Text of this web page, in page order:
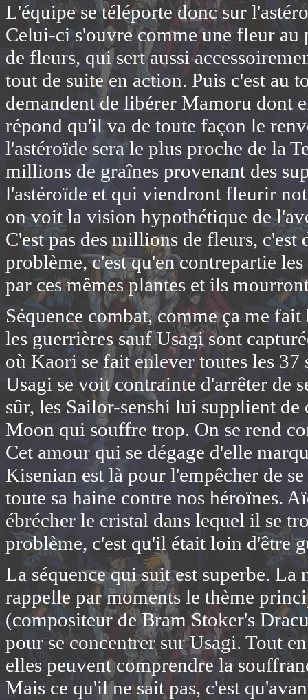
L'équipe se téléporte donc sur
Celui-ci s'ouvre comme une fleur
de fleurs, qui sert aussi
tout de suite en action. Puis c'est au
demandent de libérer Mamoru dont
répond qu'il va de toute façon le
l'astéroïde sera le plus proche de la
millions de graînes provenant des
l'astéroïde et qui viendront fleurir
on voit la vision hypothétique de
C'est pas des millions de fleurs,
problème, c'est qu'en contrepartie
par ces mêmes plantes et ils
Séquence combat, comme ça me
les guerrières sauf Usagi sont
où Kaori se fait enlever toutes les 37
Usagi se voit contrainte d'arrêter de
sûr, les Sailor-senshi lui supplient
Moon qui souffre trop. On se rend
Cet amour qui se dégage d'elle
Kisenian est là pour l'empêcher de
toute sa haine contre nos héroïnes.
ébrécher le cristal dans lequel il se
problème, c'est qu'il était loin d'être
La séquence qui suit est superbe.
rappelle par moments le thème
(compositeur de Bram Stoker's
pour se concentrer sur Usagi. Tout
elles peuvent comprendre la
Mais ce qu'il ne sait pas, c'est